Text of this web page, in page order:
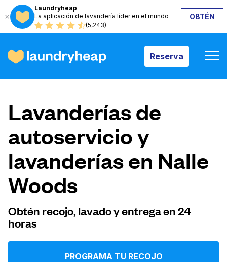
Laundryheap
La aplicación de lavandería líder en el mundo
(5,243)
OBTÉN
Reserva
Reserva
Cómo funciona
Precios y servicios
Quiénes somos
Iniciar sesión
Lavanderías de
autoservicio y
lavanderías en Nalle
Woods
Obtén recojo, lavado y entrega en 24
horas
PROGRAMA TU RECOJO